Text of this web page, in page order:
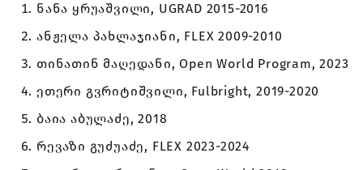
ნანა ყრუაშვილი, UGRAD 2015-2016
ანჟელა პახლაჯიანი, FLEX 2009-2010
თინათინ მაღედანი, Open World Program, 2023
ეთერი გვრიტიშვილი, Fulbright, 2019-2020
ბაია აბულაძე, 2018
რევაზი გუძუაძე, FLEX 2023-2024